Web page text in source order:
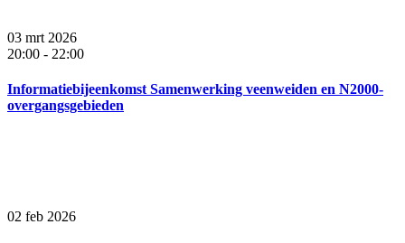
03 mrt 2026
20:00 - 22:00
Informatiebijeenkomst Samenwerking veenweiden en N2000-
overgangsgebieden
02 feb 2026